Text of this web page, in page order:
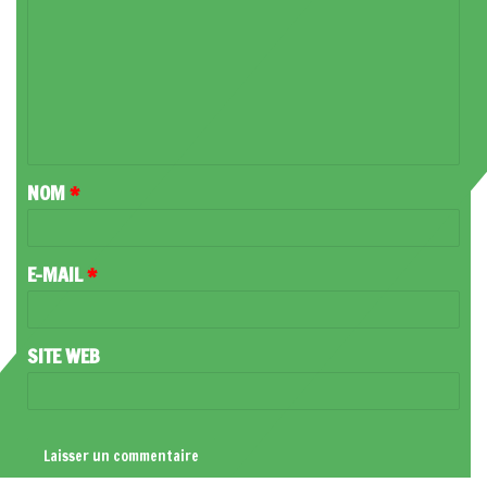
A
R
NOM*
E-MAIL*
SITE WEB